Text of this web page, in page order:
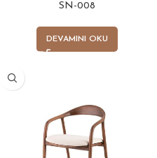
SN-008
DEVAMINI OKU